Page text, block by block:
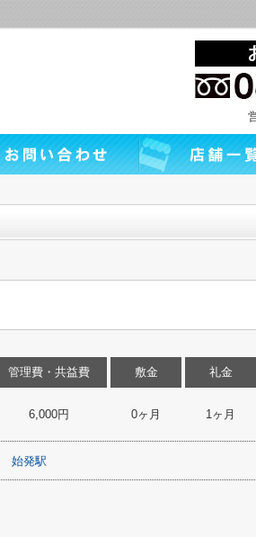
管理費・共益費
6,000円
敷金
0ヶ月
礼金
1ヶ月
始発駅